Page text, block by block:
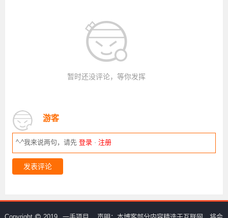
暂时还没评论，等你发挥
游客
^-^我来说两句，请先登录 · 注册
发表评论